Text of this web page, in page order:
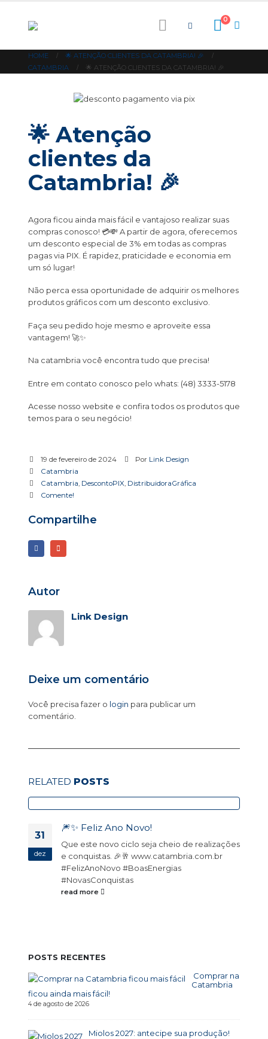
0
HOME
🌟 ATENÇÃO CLIENTES DA CATAMBRIA! 🎉
CATAMBRIA
🌟 ATENÇÃO CLIENTES DA CATAMBRIA! 🎉
🌟 Atenção
clientes da
Catambria! 🎉
Agora ficou ainda mais fácil e vantajoso realizar suas
compras conosco! 💳💸 A partir de agora, oferecemos
um desconto especial de 3% em todas as compras
pagas via PIX. É rapidez, praticidade e economia em
um só lugar!
Não perca essa oportunidade de adquirir os melhores
produtos gráficos com um desconto exclusivo.
Faça seu pedido hoje mesmo e aproveite essa
vantagem! 🚀✨
Na catambria você encontra tudo que precisa!
Entre em contato conosco pelo whats: (48) 3333-5178
Acesse nosso website e confira todos os produtos que
temos para o seu negócio!
19 de fevereiro de 2024 Por Link Design
Catambria
Catambria, DescontoPIX, DistribuidoraGráfica
Comente!
Compartilhe
Autor
Link Design
Deixe um comentário
Você precisa fazer o login para publicar um
comentário.
RELATED POSTS
31
dez
🎆✨ Feliz Ano Novo!
Que este novo ciclo seja cheio de realizações
e conquistas. 🎉🥂 www.catambria.com.br
#FelizAnoNovo #BoasEnergias
#NovasConquistas
read more
POSTS RECENTES
Comprar na
Catambria
ficou ainda mais fácil!
4 de agosto de 2026
Miolos 2027: antecipe sua produção!